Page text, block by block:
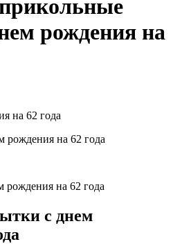
рождения на
с днем